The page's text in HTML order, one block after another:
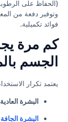
(الحفاظ على
وتوفير دفعة من
فوائد تكميلية.
كم مرة
الجسم
يعتمد تكرار
البشرة
البشرة